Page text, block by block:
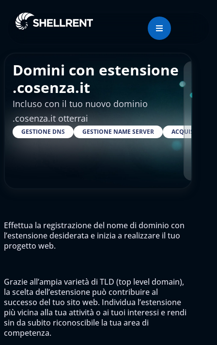
Domini con estensione
.cosenza.it
Incluso con il tuo nuovo dominio
.cosenza.it otterrai
GESTIONE DNS GESTIONE NAME SERVER ACQUISTARE
Effettua la registrazione del nome di dominio con
l’estensione desiderata e inizia a realizzare il tuo
progetto web.
Grazie all’ampia varietà di TLD (top level domain),
la scelta dell’estensione può contribuire al
successo del tuo sito web. Individua l’estensione
più vicina alla tua attività o ai tuoi interessi e rendi
sin da subito riconoscibile la tua area di
competenza.